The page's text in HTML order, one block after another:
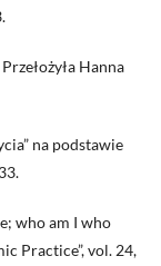
Hanna
na podstawie
who am I who
Practice”, vol. 24,